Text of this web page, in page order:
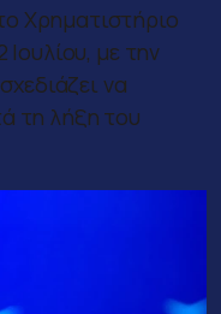
Χρηματιστήριο
Ιουλίου, με την
να
τη λήξη του